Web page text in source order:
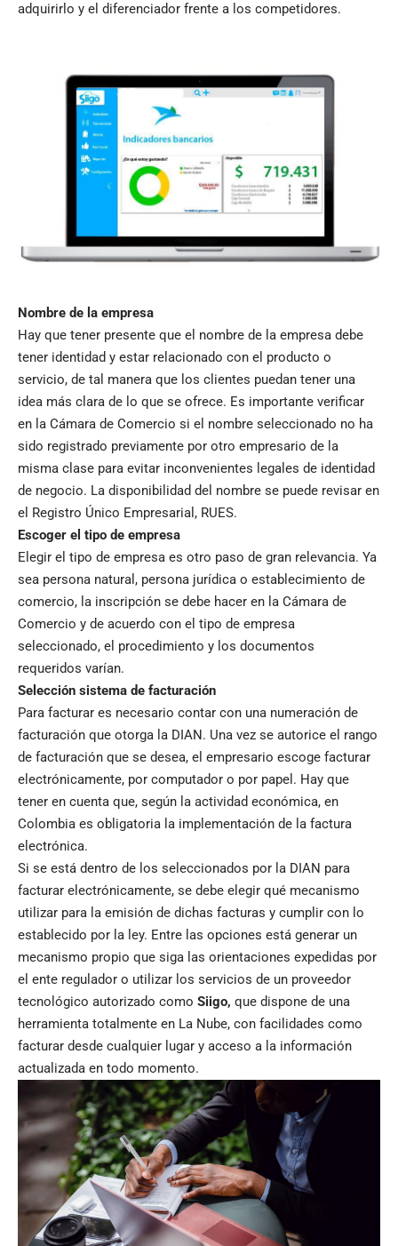
adquirirlo y el diferenciador frente a los competidores.
Nombre de la empresa
Hay que tener presente que el nombre de la empresa debe
tener identidad y estar relacionado con el producto o
servicio, de tal manera que los clientes puedan tener una
idea más clara de lo que se ofrece. Es importante verificar
en la Cámara de Comercio si el nombre seleccionado no ha
sido registrado previamente por otro empresario de la
misma clase para evitar inconvenientes legales de identidad
de negocio. La disponibilidad del nombre se puede revisar en
el Registro Único Empresarial, RUES.
Escoger el tipo de empresa
Elegir el tipo de empresa es otro paso de gran relevancia. Ya
sea persona natural, persona jurídica o establecimiento de
comercio, la inscripción se debe hacer en la Cámara de
Comercio y de acuerdo con el tipo de empresa
seleccionado, el procedimiento y los documentos
requeridos varían.
Selección sistema de facturación
Para facturar es necesario contar con una numeración de
facturación que otorga la DIAN. Una vez se autorice el rango
de facturación que se desea, el empresario escoge facturar
electrónicamente, por computador o por papel. Hay que
tener en cuenta que, según la actividad económica, en
Colombia es obligatoria la implementación de la factura
electrónica.
Si se está dentro de los seleccionados por la DIAN para
facturar electrónicamente, se debe elegir qué mecanismo
utilizar para la emisión de dichas facturas y cumplir con lo
establecido por la ley. Entre las opciones está generar un
mecanismo propio que siga las orientaciones expedidas por
el ente regulador o utilizar los servicios de un proveedor
tecnológico autorizado como Siigo, que dispone de una
herramienta totalmente en La Nube, con facilidades como
facturar desde cualquier lugar y acceso a la información
actualizada en todo momento.